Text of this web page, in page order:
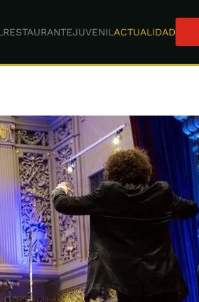
RESTAURANTEJUVENIL ACTUALIDAD